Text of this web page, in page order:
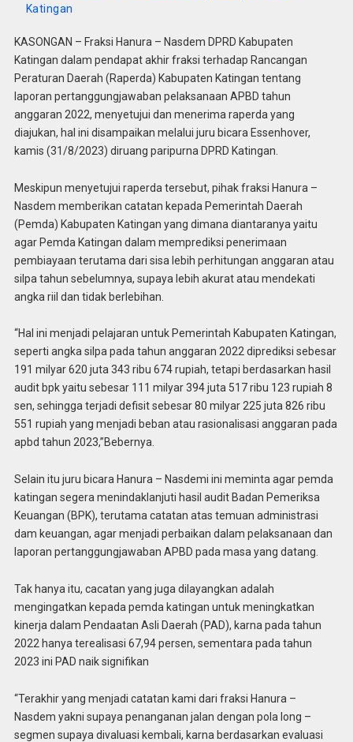
Katingan
KASONGAN – Fraksi Hanura – Nasdem DPRD Kabupaten
Katingan dalam pendapat akhir fraksi terhadap Rancangan
Peraturan Daerah (Raperda) Kabupaten Katingan tentang
laporan pertanggungjawaban pelaksanaan APBD tahun
anggaran 2022, menyetujui dan menerima raperda yang
diajukan, hal ini disampaikan melalui juru bicara Essenhover,
kamis (31/8/2023) diruang paripurna DPRD Katingan.
Meskipun menyetujui raperda tersebut, pihak fraksi Hanura –
Nasdem memberikan catatan kepada Pemerintah Daerah
(Pemda) Kabupaten Katingan yang dimana diantaranya yaitu
agar Pemda Katingan dalam memprediksi penerimaan
pembiayaan terutama dari sisa lebih perhitungan anggaran atau
silpa tahun sebelumnya, supaya lebih akurat atau mendekati
angka riil dan tidak berlebihan.
“Hal ini menjadi pelajaran untuk Pemerintah Kabupaten Katingan,
seperti angka silpa pada tahun anggaran 2022 diprediksi sebesar
191 milyar 620 juta 343 ribu 674 rupiah, tetapi berdasarkan hasil
audit bpk yaitu sebesar 111 milyar 394 juta 517 ribu 123 rupiah 8
sen, sehingga terjadi defisit sebesar 80 milyar 225 juta 826 ribu
551 rupiah yang menjadi beban atau rasionalisasi anggaran pada
apbd tahun 2023,”Bebernya.
Selain itu juru bicara Hanura – Nasdemi ini meminta agar pemda
katingan segera menindaklanjuti hasil audit Badan Pemeriksa
Keuangan (BPK), terutama catatan atas temuan administrasi
dam keuangan, agar menjadi perbaikan dalam pelaksanaan dan
laporan pertanggungjawaban APBD pada masa yang datang.
Tak hanya itu, cacatan yang juga dilayangkan adalah
mengingatkan kepada pemda katingan untuk meningkatkan
kinerja dalam Pendaatan Asli Daerah (PAD), karna pada tahun
2022 hanya terealisasi 67,94 persen, sementara pada tahun
2023 ini PAD naik signifikan
“Terakhir yang menjadi catatan kami dari fraksi Hanura –
Nasdem yakni supaya penanganan jalan dengan pola long –
segmen supaya divaluasi kembali, karna berdasarkan evaluasi